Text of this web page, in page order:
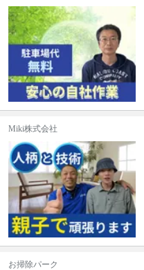
Miki株式会社
お掃除パーク